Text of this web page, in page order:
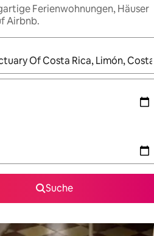
Ferienwohnungen, Häuser
Airbnb.
verfügbar sind, navigiere mit
Suche